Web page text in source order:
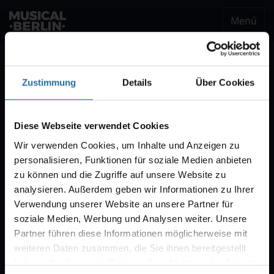
Zustimmung Details Über Cookies
Diese Webseite verwendet Cookies
Wir verwenden Cookies, um Inhalte und Anzeigen zu
personalisieren, Funktionen für soziale Medien anbieten
zu können und die Zugriffe auf unsere Website zu
analysieren. Außerdem geben wir Informationen zu Ihrer
Verwendung unserer Website an unsere Partner für
soziale Medien, Werbung und Analysen weiter. Unsere
Partner führen diese Informationen möglicherweise mit
weiteren Daten zusammen, die Sie ihnen bereitgestellt
haben oder die sie im Rahmen Ihrer Nutzung der Dienste
Menú
Estaremos encantados de enviarle un correo
entradas para "CABARET – Das Berlin-Musical".
Por regla general, la venta comienza con diez
semanas de antelación.